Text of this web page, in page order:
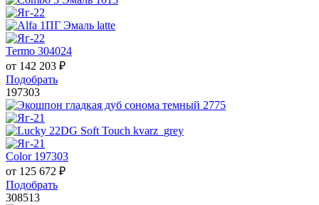
Termo 304024
от 142 203 ₽
Подобрать
197303
Color 197303
от 125 672 ₽
Подобрать
308513